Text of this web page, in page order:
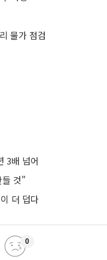
물가 점검
3배 넘어
것"
더 덥다
0